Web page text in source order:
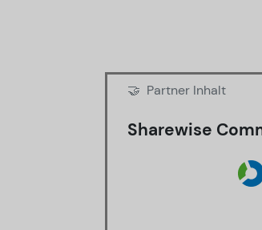
🤝 Partner Inhalt
Sharewise